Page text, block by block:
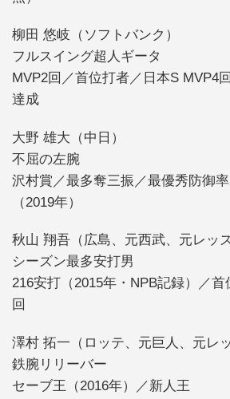
柳田 悠岐（ソフトバンク）
フルスイング超人ギータ
MVP2回／首位打者／日本S MVP4
達成
大野 雄大（中日）
不屈の左腕
沢村賞／最多奪三振／最優秀防御
（2019年）
秋山 翔吾（広島、元西武、元レッズ
シーズン最多安打男
216安打（2015年・NPB記録）／
回
澤村 拓一（ロッテ、元巨人、元レ
鉄腕リリーバー
セーブ王（2016年）／新人王